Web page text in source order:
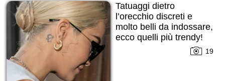
Tatuaggi dietro
l’orecchio discreti e
molto belli da indossare,
ecco quelli più trendy!
19